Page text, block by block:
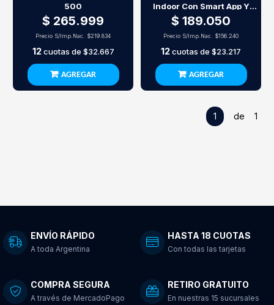
500
$ 265.999
Precio S/Imp.Nac. $219.834
12cuotas de $32.667
AGREGAR
Indoor Con Smart App Y
Resistencia Ajustable
$ 189.050
Precio S/Imp.Nac. $156.240
12cuotas de $23.217
AGREGAR
1 de 1
ENVÍO RÁPIDO
A toda Argentina
HASTA 18 CUOTAS
Con todas las tarjetas
COMPRA SEGURA
A través de MercadoPago
RETIRO GRATUITO
En nuestras 15 sucursales